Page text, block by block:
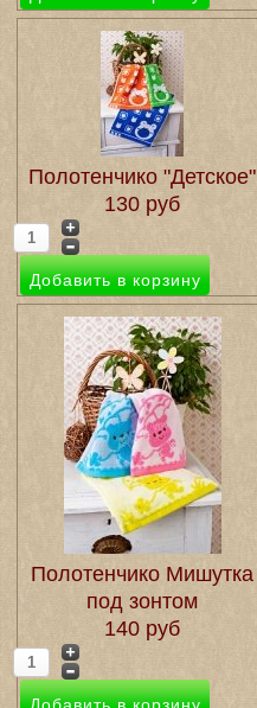
Полотенчико "Детское"
130 руб
Полотенчико Мишутка
под зонтом
140 руб